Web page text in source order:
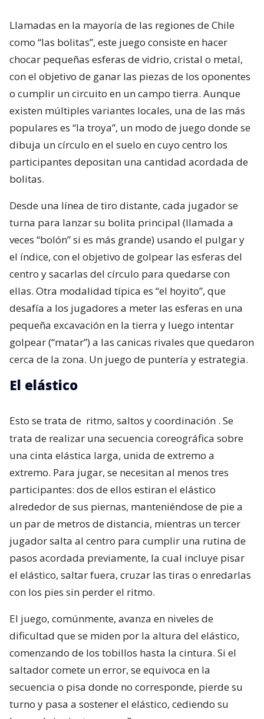
Llamadas en la mayoría de las regiones de Chile
como “las bolitas”, este juego consiste en hacer
chocar pequeñas esferas de vidrio, cristal o metal,
con el objetivo de ganar las piezas de los oponentes
o cumplir un circuito en un campo tierra. Aunque
existen múltiples variantes locales, una de las más
populares es “la troya”, un modo de juego donde se
dibuja un círculo en el suelo en cuyo centro los
participantes depositan una cantidad acordada de
bolitas.
Desde una línea de tiro distante, cada jugador se
turna para lanzar su bolita principal (llamada a
veces “bolón” si es más grande) usando el pulgar y
el índice, con el objetivo de golpear las esferas del
centro y sacarlas del círculo para quedarse con
ellas. Otra modalidad típica es “el hoyito”, que
desafía a los jugadores a meter las esferas en una
pequeña excavación en la tierra y luego intentar
golpear (“matar”) a las canicas rivales que quedaron
cerca de la zona. Un juego de puntería y estrategia.
El elástico
Esto se trata de ritmo, saltos y coordinación . Se
trata de realizar una secuencia coreográfica sobre
una cinta elástica larga, unida de extremo a
extremo. Para jugar, se necesitan al menos tres
participantes: dos de ellos estiran el elástico
alrededor de sus piernas, manteniéndose de pie a
un par de metros de distancia, mientras un tercer
jugador salta al centro para cumplir una rutina de
pasos acordada previamente, la cual incluye pisar
el elástico, saltar fuera, cruzar las tiras o enredarlas
con los pies sin perder el ritmo.
El juego, comúnmente, avanza en niveles de
dificultad que se miden por la altura del elástico,
comenzando de los tobillos hasta la cintura. Si el
saltador comete un error, se equivoca en la
secuencia o pisa donde no corresponde, pierde su
turno y pasa a sostener el elástico, cediendo su